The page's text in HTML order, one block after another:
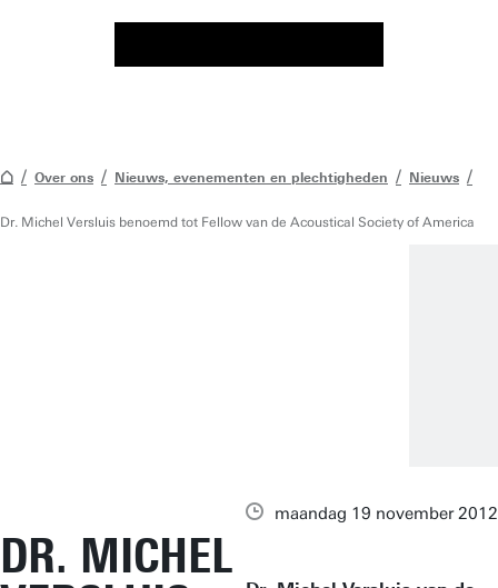
Over ons Nieuws, evenementen en plechtigheden Nieuws
Dr. Michel Versluis benoemd tot Fellow van de Acoustical Society of America
DR. MICHEL
maandag 19 november 2012